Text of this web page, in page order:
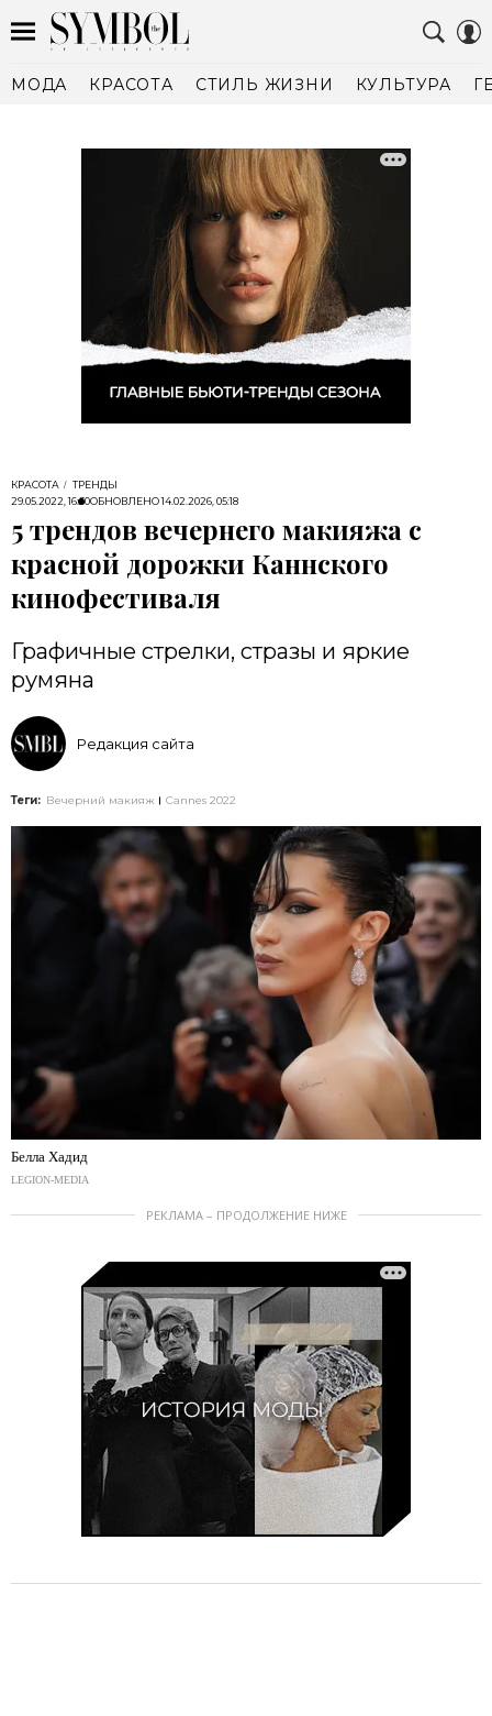
МОДА КРАСОТА СТИЛЬ ЖИЗНИ КУЛЬТУРА
КРАСОТА
ТРЕНДЫ
29.05.2022, 16:30ОБНОВЛЕНО14.02.2026, 05:18
5 трендов вечернего макияжа с
красной дорожки Каннского
кинофестиваля
Графичные стрелки, стразы и яркие
румяна
Редакция сайта
Теги: Вечерний макияж Cannes 2022
Белла Хадид
LEGION-MEDIA
РЕКЛАМА – ПРОДОЛЖЕНИЕ НИЖЕ